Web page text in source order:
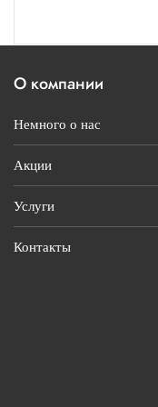
О компании
Немного о нас
Акции
Услуги
Контакты